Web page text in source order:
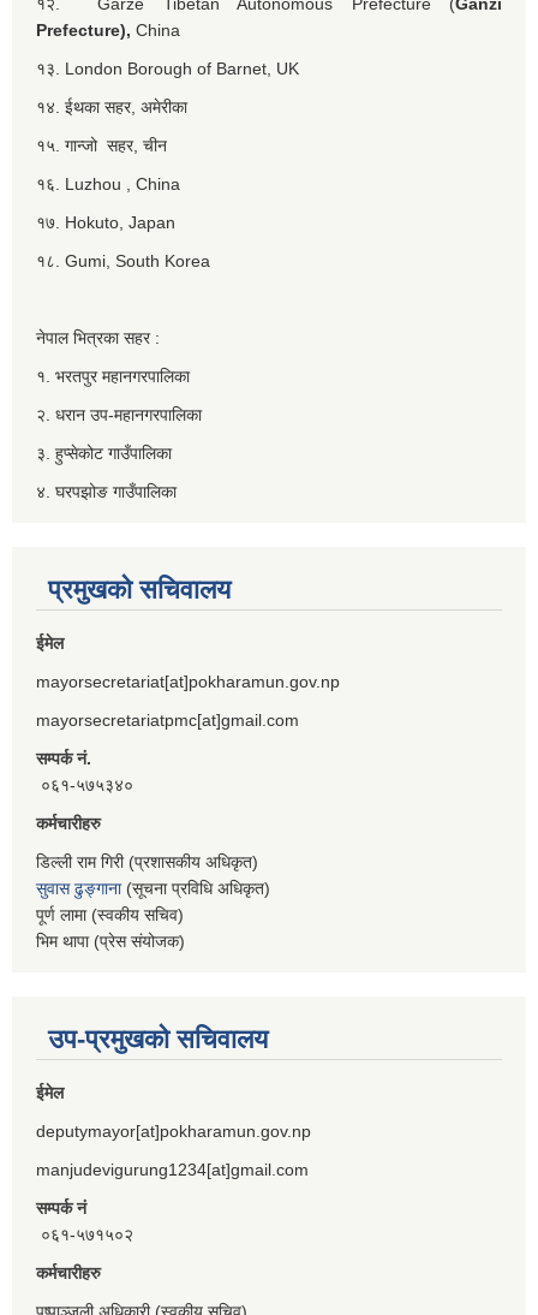
Prefecture), China
१३. London Borough of Barnet, UK
१४. ईथका सहर, अमेरीका
१५. गान्जो सहर, चीन
१६. Luzhou , China
१७. Hokuto, Japan
१८. Gumi, South Korea
नेपाल भित्रका सहर :
१. भरतपुर महानगरपालिका
२. धरान उप-महानगरपालिका
३. हुप्सेकोट गाउँपालिका
४. घरपझोङ गाउँपालिका
प्रमुखको सचिवालय
ईमेल
mayorsecretariat[at]pokharamun.gov.np
mayorsecretariatpmc[at]gmail.com
सम्पर्क नं.
०६१-५७५३४०
कर्मचारीहरु
डिल्ली राम गिरी (प्रशासकीय अधिकृत)
सुवास ढुङ्गाना(सूचना प्रविधि अधिकृत)
पूर्ण लामा (स्वकीय सचिव)
भिम थापा (प्रेस संयोजक)
उप-प्रमुखको सचिवालय
ईमेल
deputymayor[at]pokharamun.gov.np
manjudevigurung1234[at]gmail.com
सम्पर्क नं
०६१-५७१५०२
कर्मचारीहरु